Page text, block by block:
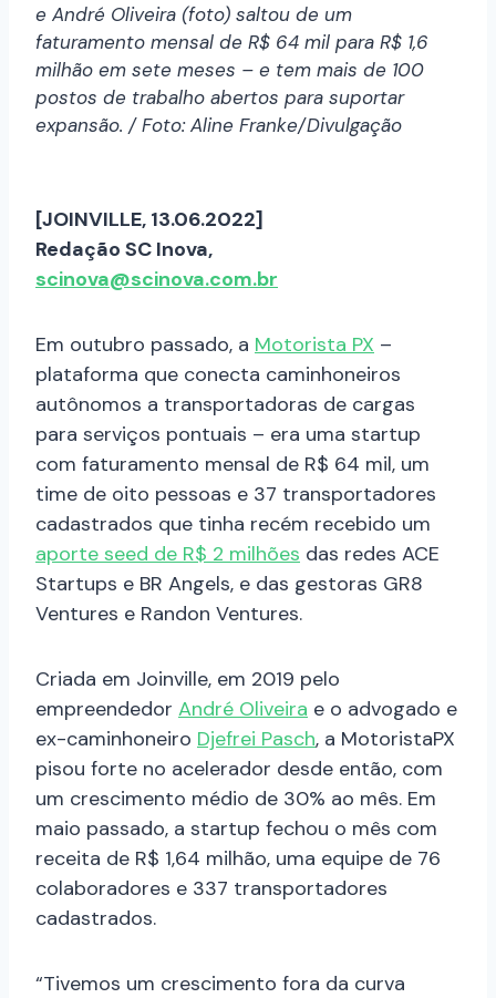
e André Oliveira (foto) saltou de um
faturamento mensal de R$ 64 mil para R$ 1,6
milhão em sete meses – e tem mais de 100
postos de trabalho abertos para suportar
expansão. / Foto: Aline Franke/Divulgação
[JOINVILLE, 13.06.2022]
Redação SC Inova,
scinova@scinova.com.br
Em outubro passado, a Motorista PX –
plataforma que conecta caminhoneiros
autônomos a transportadoras de cargas
para serviços pontuais – era uma startup
com faturamento mensal de R$ 64 mil, um
time de oito pessoas e 37 transportadores
cadastrados que tinha recém recebido um
aporte seed de R$ 2 milhões das redes ACE
Startups e BR Angels, e das gestoras GR8
Ventures e Randon Ventures.
Criada em Joinville, em 2019 pelo
empreendedor André Oliveira e o advogado e
ex-caminhoneiro Djefrei Pasch, a MotoristaPX
pisou forte no acelerador desde então, com
um crescimento médio de 30% ao mês. Em
maio passado, a startup fechou o mês com
receita de R$ 1,64 milhão, uma equipe de 76
colaboradores e 337 transportadores
cadastrados.
“Tivemos um crescimento fora da curva